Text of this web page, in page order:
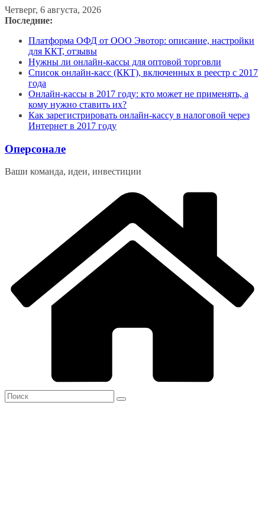
Перейти
к
Четверг, 6 августа, 2026
Последние:
Платформа ОФД от ООО Эвотор: описание, настройки
для ККТ, отзывы
Нужны ли онлайн-кассы для оптовой торговли
Список онлайн-касс (ККТ), включенных в реестр с 2017
года
Онлайн-кассы в 2017 году: кто может не применять, а
кому нужно ставить их?
Как зарегистрировать онлайн-кассу в налоговой через
Интернет в 2017 году
Оперсонале
Ваши команда, идеи, инвестиции